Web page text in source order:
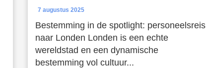
7 augustus 2025
Bestemming in de spotlight: personeelsreis
naar Londen Londen is een echte
wereldstad en een dynamische
bestemming vol cultuur...